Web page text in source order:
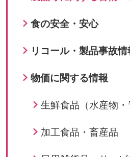
食の安全・安心
リコール・製品事故情
物価に関する情報
生鮮食品（水産物・
加工食品・畜産品